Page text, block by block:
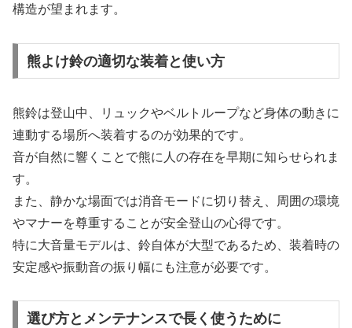
構造が望まれます。
熊よけ鈴の適切な装着と使い方
熊鈴は登山中、リュックやベルトループなど身体の動きに
連動する場所へ装着するのが効果的です。
音が自然に響くことで熊に人の存在を早期に知らせられま
す。
また、静かな場面では消音モードに切り替え、周囲の環境
やマナーを尊重することが安全登山の心得です。
特に大音量モデルは、鈴自体が大型であるため、装着時の
安定感や振動音の振り幅にも注意が必要です。
選び方とメンテナンスで長く使うために